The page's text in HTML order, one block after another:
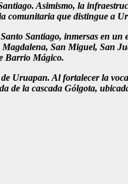
Asimismo, la
comunitaria que distingue a
Santiago, inmersas en
San Miguel, San
Barrio Mágico.
Uruapan. Al fortalecer la
de la cascada Gólgota,